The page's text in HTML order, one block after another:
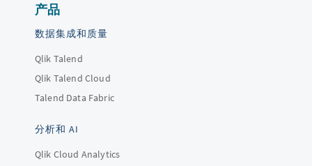
产品
数据集成和质量
Qlik Talend
Qlik Talend Cloud
Talend Data Fabric
分析和 AI
Qlik Cloud Analytics